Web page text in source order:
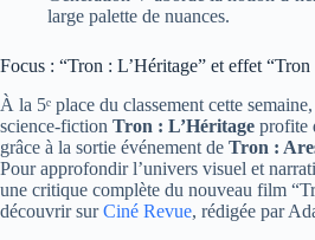
large palette de nuances.
Focus : “Tron : L’Héritage” et effet “Tron
À la 5ᵉ place du classement cette
science-fiction Tron : L’Héritage profite
grâce à la sortie événement de Tron :
Pour approfondir l’univers visuel et
une critique complète du nouveau film
découvrir surCiné Revue, rédigée par